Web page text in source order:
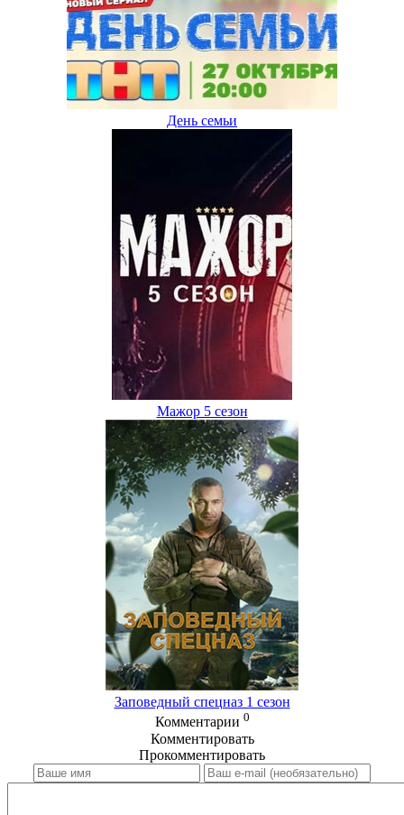
День семьи
Мажор 5 сезон
Заповедный спецназ 1 сезон
Комментарии 0
Комментировать
Прокомментировать